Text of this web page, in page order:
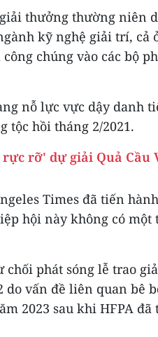
thưởng thường niên
kỹ nghệ giải trí, cả
chúng vào các bộ
nỗ lực vực dậy danh
tộc hồi tháng 2/2021.
rỡ' dự giải Quả Cầu
Times đã tiến
hội này không có
phát sóng lễ trao
vấn đề liên quan bê
2023 sau khi HFPA